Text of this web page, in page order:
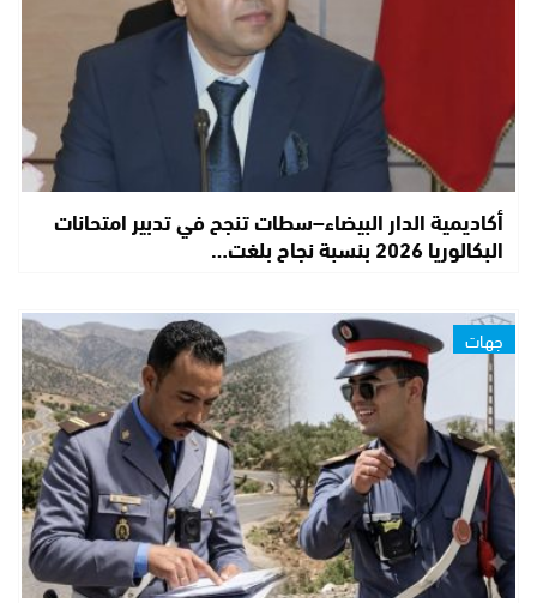
أكاديمية الدار البيضاء–سطات تنجح في تدبير امتحانات
البكالوريا 2026 بنسبة نجاح بلغت…
جهات